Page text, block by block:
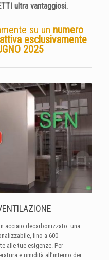
ultra vantaggiosi.
su un numero
attiva esclusivamente
2025
acciaio decarbonizzato: una
fino a 600
alle tue esigenze. Per
e umidità all’interno dei